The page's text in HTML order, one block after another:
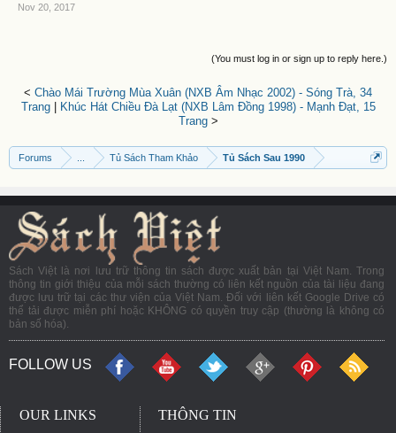
Nov 20, 2017
(You must log in or sign up to reply here.)
< Chào Mái Trường Mùa Xuân (NXB Âm Nhạc 2002) - Sóng Trà, 34
Trang|
Khúc Hát Chiều Đà Lạt (NXB Lâm Đồng 1998) - Mạnh Đạt, 15
Trang>
Forums Tủ Sách Tham Khảo Tủ Sách Sau 1990
Sách Việt là nơi lưu trữ thông tin sách được xuất bản tại Việt Nam. Trong
thông tin giới thiệu của mỗi sách thường có liên kết nguồn của tài liệu đang
được lưu trữ tại các thư viện của Việt Nam. Đối với liên kết Google Drive có
thể tải được miễn phí hoặc KHÔNG có quyền truy cập (thường là không có
bản số hóa).
FOLLOW US
OUR LINKS THÔNG TIN